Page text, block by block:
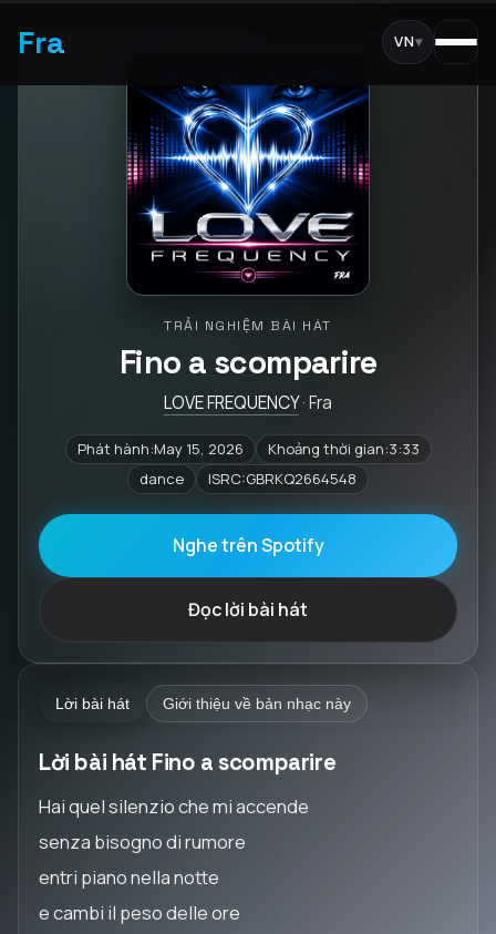
Fra VN▾
TRẢI NGHIỆM BÀI HÁT
Fino a scomparire
LOVE FREQUENCY· Fra
Phát hành:May 15, 2026
Khoảng thời gian:3:33
dance
ISRC:GBRKQ2664548
Nghe trên Spotify
Đọc lời bài hát
Lời bài hát Giới thiệu về bản nhạc này
Lời bài hát Fino a scomparire
Hai quel silenzio che mi accende
senza bisogno di rumore
entri piano nella notte
e cambi il peso delle ore